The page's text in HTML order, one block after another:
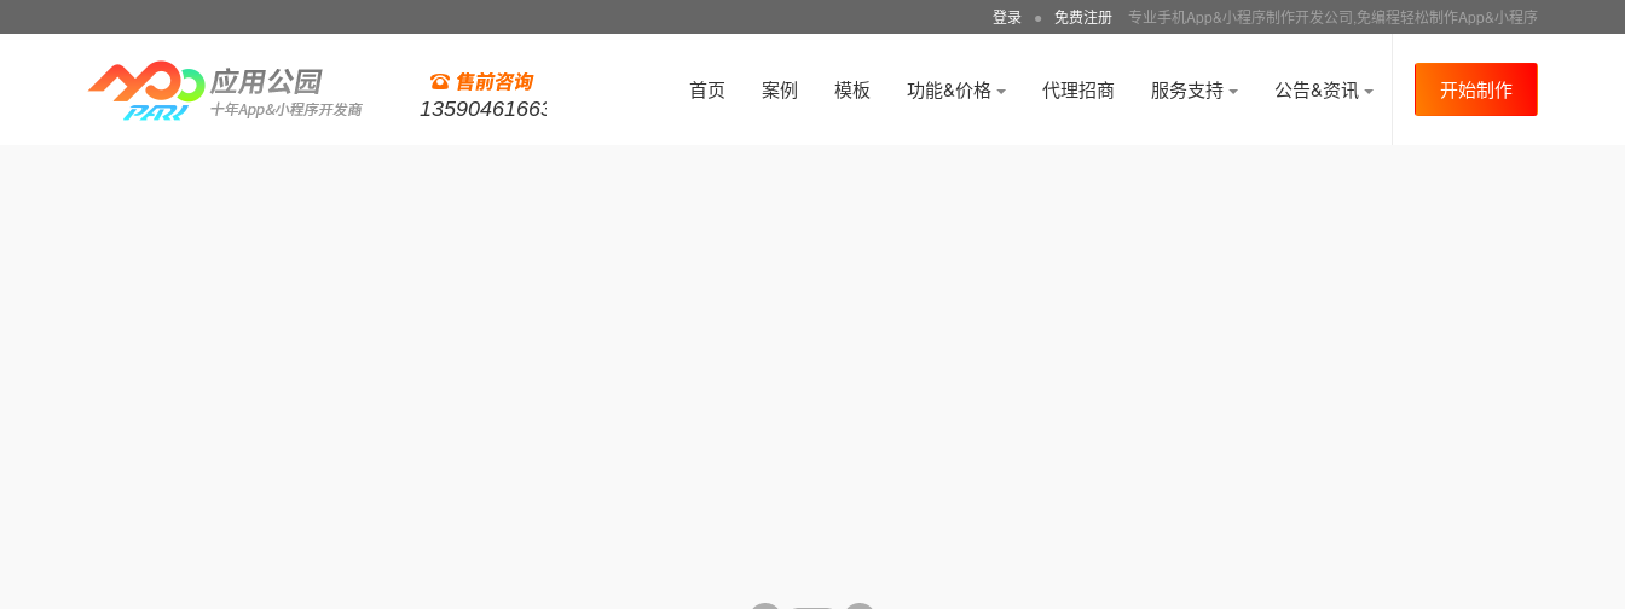
登录 ● 免费注册 专业手机App&小程序制作开发公司,免编程轻松制作App&小程序
13590461663
首页 案例 模板 功能&价格 代理招商 服务支持 公告&资讯 开始制作